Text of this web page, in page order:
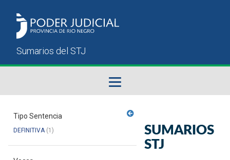
Sumarios del STJ
Tipo Sentencia
DEFINITIVA(1)
SUMARIOS
STJ